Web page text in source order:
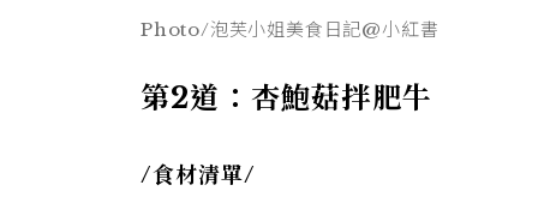
Photo/泡芙小姐美食日記@小紅書
第2道：杏鮑菇拌肥牛
/食材清單/